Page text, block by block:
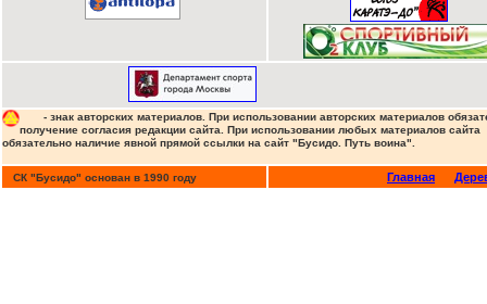
- знак авторских материалов. При использовании авторских материалов
получение согласия редакции сайта. При использовании любых материалов сайта
обязательно наличие явной прямой ссылки на сайт "Бусидо. Путь воина".
СК "Бусидо" основан в 1990 году Главная